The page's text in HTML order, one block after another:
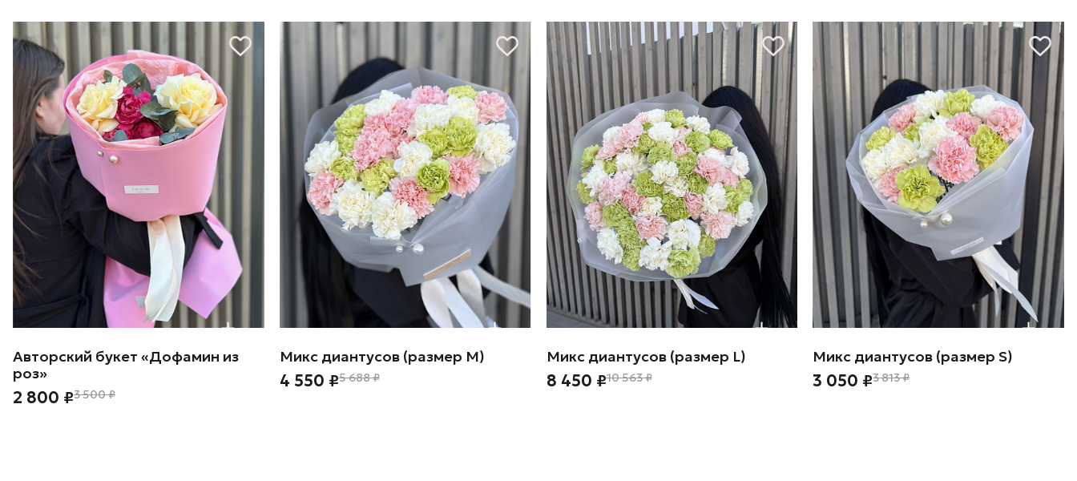
Авторский букет «Дофамин из
роз»
2 800 ₽3 500 ₽
Микс диантусов (размер М)
4 550 ₽5 688 ₽
Микс диантусов (размер L)
8 450 ₽10 563 ₽
Микс диантусов (размер S)
3 050 ₽3 813 ₽